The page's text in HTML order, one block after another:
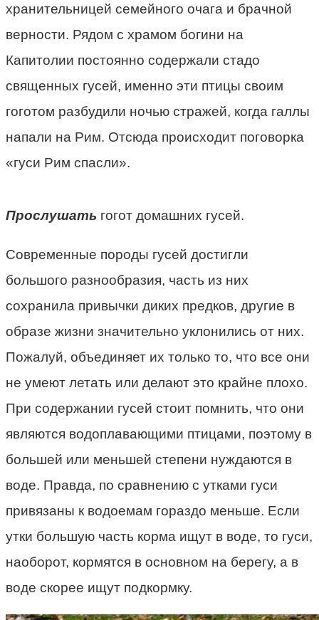
хранительницей семейного очага и брачной
верности. Рядом с храмом богини на
Капитолии постоянно содержали стадо
священных гусей, именно эти птицы своим
гоготом разбудили ночью стражей, когда галлы
напали на Рим. Отсюда происходит поговорка
«гуси Рим спасли».
Прослушать гогот домашних гусей.
Современные породы гусей достигли
большого разнообразия, часть из них
сохранила привычки диких предков, другие в
образе жизни значительно уклонились от них.
Пожалуй, объединяет их только то, что все они
не умеют летать или делают это крайне плохо.
При содержании гусей стоит помнить, что они
являются водоплавающими птицами, поэтому в
большей или меньшей степени нуждаются в
воде. Правда, по сравнению с утками гуси
привязаны к водоемам гораздо меньше. Если
утки большую часть корма ищут в воде, то гуси,
наоборот, кормятся в основном на берегу, а в
воде скорее ищут подкормку.